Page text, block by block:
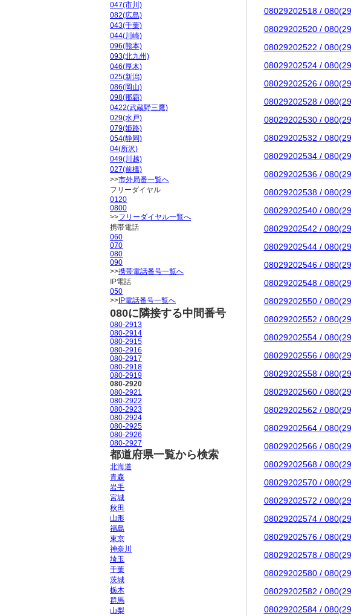
08029202518 /
08029202520 /
08029202522 /
08029202524 /
08029202526 /
08029202528 /
08029202530 /
08029202532 /
08029202534 /
08029202536 /
08029202538 /
08029202540 /
08029202542 /
08029202544 /
08029202546 /
08029202548 /
08029202550 /
08029202552 /
08029202554 /
08029202556 /
08029202558 /
08029202560 /
08029202562 /
08029202564 /
08029202566 /
08029202568 /
08029202570 /
08029202572 /
08029202574 /
08029202576 /
08029202578 /
08029202580 /
08029202582 /
08029202584 /
047(市川)
082(広島)
043(千葉)
044(川崎)
096(熊本)
093(北九州)
046(厚木)
025(新潟)
086(岡山)
098(那覇)
0422(武蔵野三鷹)
029(水戸)
079(姫路)
054(静岡)
04(所沢)
049(川越)
027(前橋)
>>市外局番一覧へ
フリーダイヤル
0120
0800
>>フリーダイヤル一覧へ
携帯電話
060
070
080
090
>>携帯電話番号一覧へ
IP電話
050
>> IP電話番号一覧へ
080に隣接する中間番号
080-2913
080-2914
080-2915
080-2916
080-2917
080-2918
080-2919
080-2920
080-2921
080-2922
080-2923
080-2924
080-2925
080-2926
080-2927
都道府県一覧から検索
北海道
青森
岩手
宮城
秋田
山形
福島
東京
神奈川
埼玉
千葉
茨城
栃木
群馬
山梨